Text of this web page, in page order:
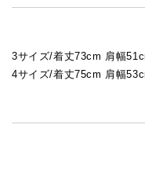
3サイズ/着丈73cm 肩幅
4サイズ/着丈75cm 肩幅